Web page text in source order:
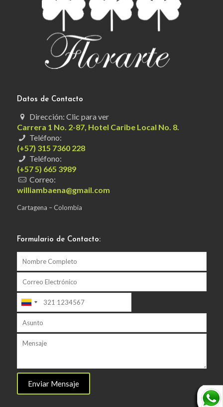
Datos de Contacto
Dirección: Clic para ver
Carrera 1 No. 2-87, Hotel Caribe Local No. 8.
Teléfono:
(+57) 315 7360 228
Teléfono:
(+57 5) 665 3989
Correo:
williambaena@gmail.com
Cartagena – Colombia
Formulario de Contacto: